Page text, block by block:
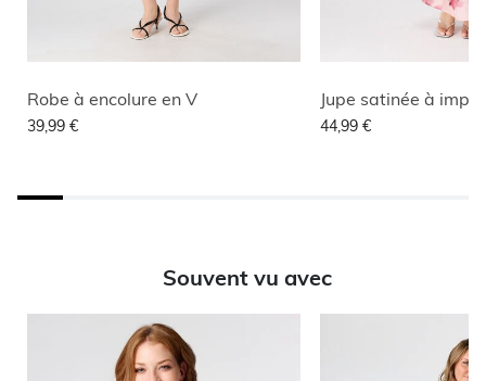
Robe à encolure en V
39,99 €
Jupe satinée à
44,99 €
Souvent vu avec